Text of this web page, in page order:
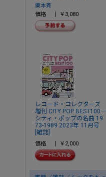
栗本斉
価格
￥3,080
レコード・コレクターズ
増刊 CITY POP BEST100――
シティ・ポップの名曲 19
73-1989 2023年 11月号
[雑誌]
価格 ￥2,000